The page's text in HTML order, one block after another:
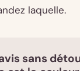
laquelle.
sans